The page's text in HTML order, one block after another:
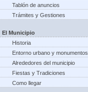
Tablón de anuncios
Trámites y Gestiones
El Municipio
Historia
Entorno urbano y monumentos
Alrededores del municipio
Fiestas y Tradiciones
Como llegar